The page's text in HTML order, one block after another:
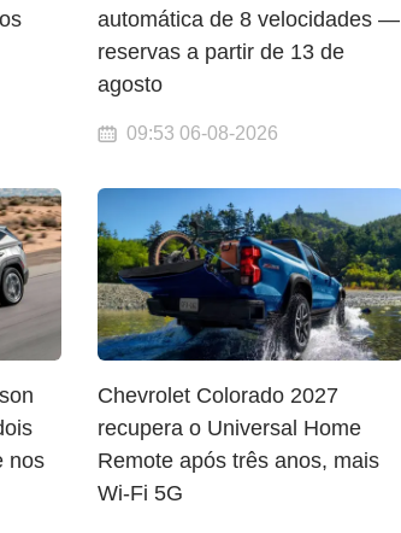
automática de 8 velocidades —
reservas a partir de 13 de
agosto
09:53 06-08-2026
nos
Chevrolet Colorado 2027
recupera o Universal Home
Remote após três anos, mais
Wi-Fi 5G